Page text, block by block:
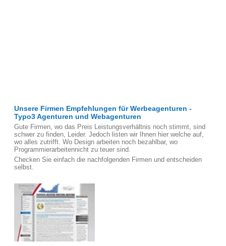
Unsere Firmen Empfehlungen für Werbeagenturen -
Typo3 Agenturen und Webagenturen
Gute Firmen, wo das Preis Leistungsverhältnis noch stimmt, sind
schwer zu finden, Leider. Jedoch listen wir Ihnen hier welche auf,
wo alles zutrifft. Wo Design arbeiten noch bezahlbar, wo
Programmierarbeitennicht zu teuer sind.
Checken Sie einfach die nachfolgenden Firmen und entscheiden
selbst.